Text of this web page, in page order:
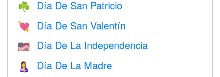
☘️ Día De San Patricio
💘 Día De San Valentín
🇺🇸 Día De La Independencia
🤱 Día De La Madre